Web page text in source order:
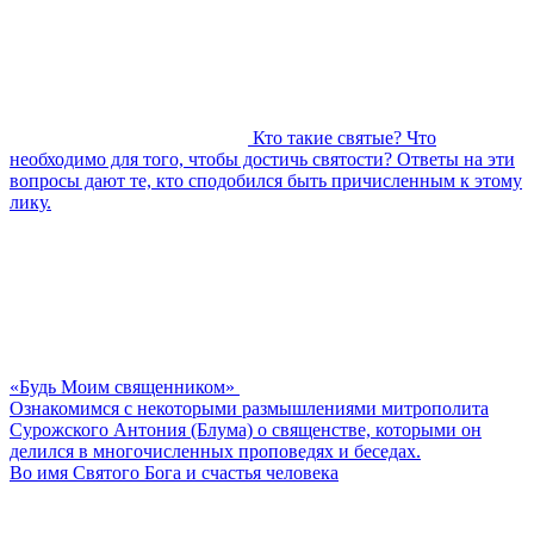
Кто такие святые? Что
необходимо для того, чтобы достичь святости? Ответы на эти
вопросы дают те, кто сподобился быть причисленным к этому
лику.
«Будь Моим священником»
Ознакомимся с некоторыми размышлениями митрополита
Сурожского Антония (Блума) о священстве, которыми он
делился в многочисленных проповедях и беседах.
Во имя Святого Бога и счастья человека